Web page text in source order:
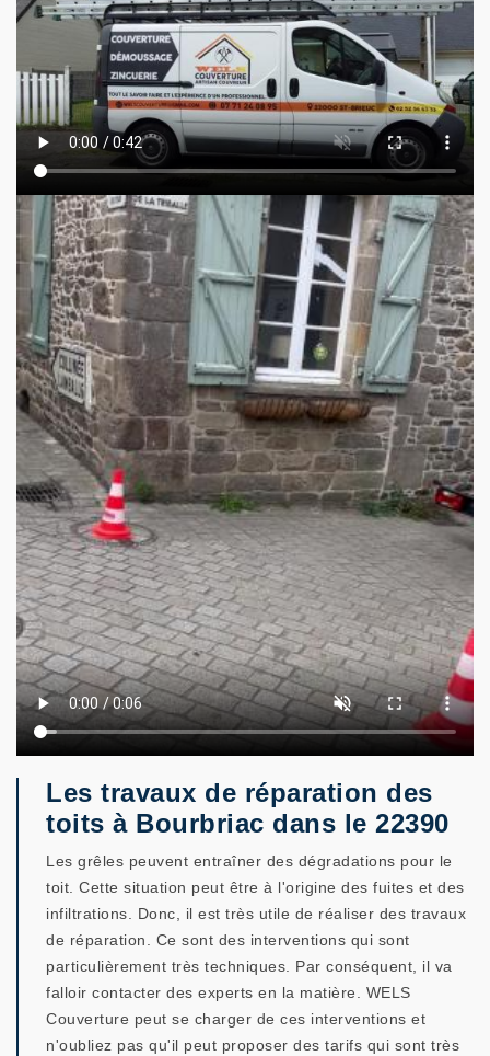
Les travaux de réparation des
toits à Bourbriac dans le 22390
Les grêles peuvent entraîner des dégradations pour le
toit. Cette situation peut être à l'origine des fuites et des
infiltrations. Donc, il est très utile de réaliser des travaux
de réparation. Ce sont des interventions qui sont
particulièrement très techniques. Par conséquent, il va
falloir contacter des experts en la matière. WELS
Couverture peut se charger de ces interventions et
n'oubliez pas qu'il peut proposer des tarifs qui sont très